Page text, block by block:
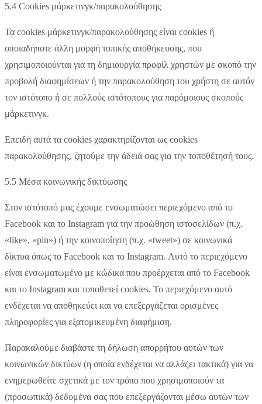
5.4 Cookies μάρκετινγκ/παρακολούθησης
Τα cookies μάρκετινγκ/παρακολούθησης είναι cookies ή
οποιαδήποτε άλλη μορφή τοπικής αποθήκευσης, που
χρησιμοποιούνται για τη δημιουργία προφίλ χρηστών με σκοπό την
προβολή διαφημίσεων ή την παρακολούθηση του χρήστη σε αυτόν
τον ιστότοπο ή σε πολλούς ιστότοπους για παρόμοιους σκοπούς
μάρκετινγκ.
Επειδή αυτά τα cookies χαρακτηρίζονται ως cookies
παρακολούθησης, ζητούμε την άδειά σας για την τοποθέτησή τους.
5.5 Μέσα κοινωνικής δικτύωσης
Στον ιστότοπό μας έχουμε ενσωματώσει περιεχόμενο από το
Facebook και το Instagram για την προώθηση ιστοσελίδων (π.χ.
«like», «pin») ή την κοινοποίηση (π.χ. «tweet») σε κοινωνικά
δίκτυα όπως το Facebook και το Instagram. Αυτό το περιεχόμενο
είναι ενσωματωμένο με κώδικα που προέρχεται από το Facebook
και το Instagram και τοποθετεί cookies. Το περιεχόμενο αυτό
ενδέχεται να αποθηκεύει και να επεξεργάζεται ορισμένες
πληροφορίες για εξατομικευμένη διαφήμιση.
Παρακαλούμε διαβάστε τη δήλωση απορρήτου αυτών των
κοινωνικών δικτύων (η οποία ενδέχεται να αλλάζει τακτικά) για να
ενημερωθείτε σχετικά με τον τρόπο που χρησιμοποιούν τα
(προσωπικά) δεδομένα σας που επεξεργάζονται μέσω αυτών των